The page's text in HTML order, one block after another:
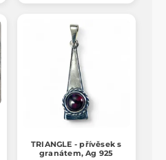
TRIANGLE - přívěsek s
granátem, Ag 925